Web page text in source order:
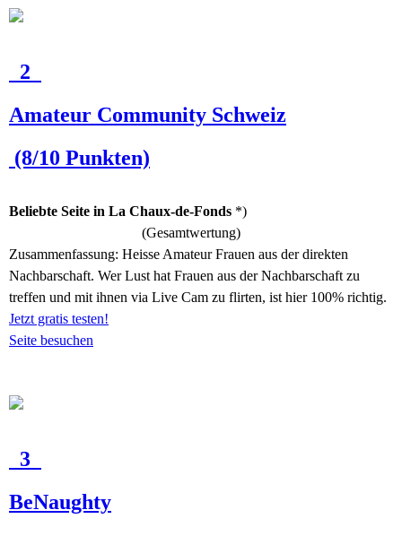
2
Amateur Community Schweiz
(8/10 Punkten)
Beliebte Seite in La Chaux-de-Fonds *)
(Gesamtwertung)
Zusammenfassung: Heisse Amateur Frauen aus der direkten
Nachbarschaft. Wer Lust hat Frauen aus der Nachbarschaft zu
treffen und mit ihnen via Live Cam zu flirten, ist hier 100% richtig.
Jetzt gratis testen!
Seite besuchen
3
BeNaughty